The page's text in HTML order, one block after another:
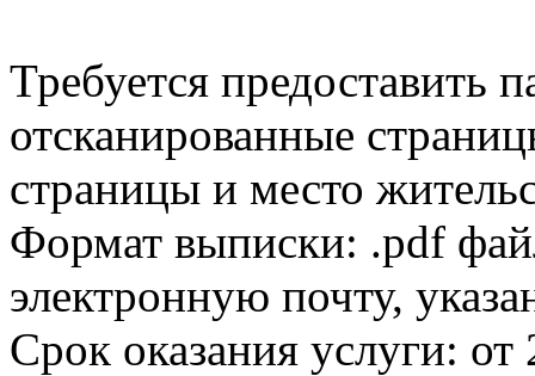
Требуется предоставить
отсканированные
страницы и место
Формат выписки: .pdf
электронную почту,
Срок оказания услуги: от